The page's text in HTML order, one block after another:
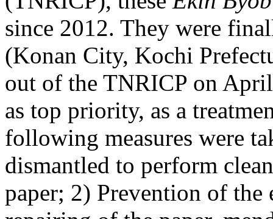
since 2012. They were
(Konan City, Kochi
out of the TNRICP on
as top priority, as a
following measures were
dismantled to perform
paper; 2) Prevention of